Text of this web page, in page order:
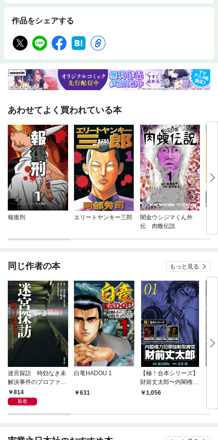
作品をシェアする
あわせてよく買われている本
報復刑 エリートヤンキー三郎
闇金ウシジマくん外
伝 肉蝮伝説
同じ作者の本 もっと見る
迷宮探訪 時効なき未
解決事件のプロファイ
リング
814
新着
白竜HADOU 1
631
【極！合本シリーズ】
財前丈太郎〜内閣権力
犯罪強制取締官〜1巻
1,056